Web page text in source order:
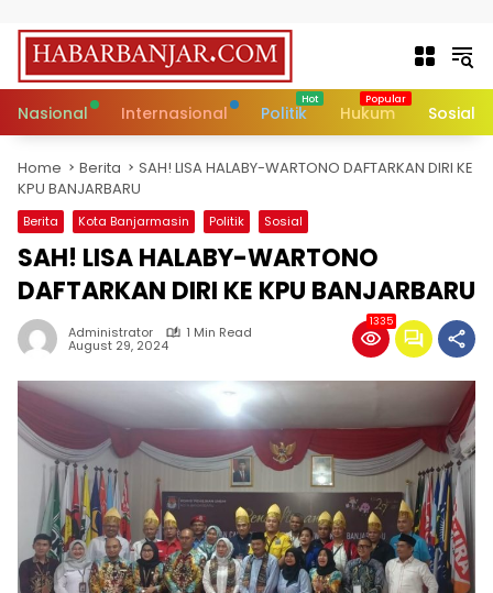
Nasional Internasional Politik Hukum Sosial
Home Berita
SAH! LISA HALABY-WARTONO DAFTARKAN DIRI KE
KPU BANJARBARU
Berita Kota Banjarmasin Politik Sosial
SAH! LISA HALABY-WARTONO
DAFTARKAN DIRI KE KPU BANJARBARU
Administrator 1 Min Read
August 29, 2024
1335